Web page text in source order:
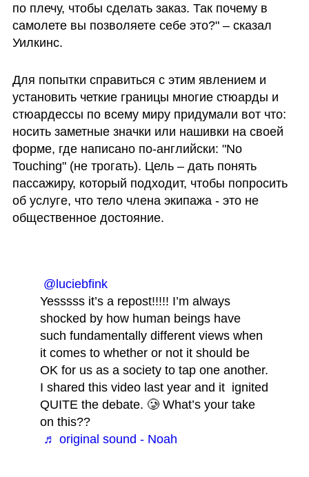
по плечу, чтобы сделать заказ. Так почему в
самолете вы позволяете себе это?" – сказал
Уилкинс.
Для попытки справиться с этим явлением и
установить четкие границы многие стюарды и
стюардессы по всему миру придумали вот что:
носить заметные значки или нашивки на своей
форме, где написано по-английски: "No
Touching" (не трогать). Цель – дать понять
пассажиру, который подходит, чтобы попросить
об услуге, что тело члена экипажа - это не
общественное достояние.
@luciebfink
Yesssss it’s a repost!!!!! I’m always
shocked by how human beings have
such fundamentally different views when
it comes to whether or not it should be
OK for us as a society to tap one another.
I shared this video last year and it  ignited
QUITE the debate. 🥲 What’s your take
on this??
♬ original sound - Noah